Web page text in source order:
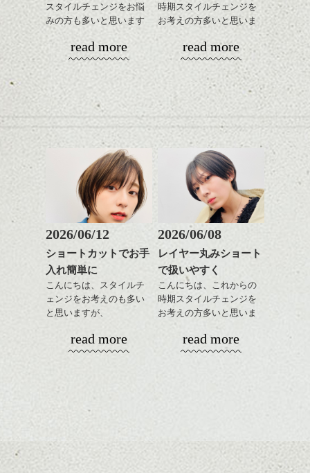
スタイルチェンジをお悩
みの方も多いと思います
が、
やっぱりボブでお手入れ
しやすいスタイルだと毎
日のスタイリングも簡単
で良いですよ。
あご下のラインでやや長
さを残したボブは雰囲気
も出しやすくていろいろ
おすすめですね。
前髪もやや重めにカット
してラインを強調するの
もこれからは良い感じで
す、
目元が引き締まった印象
に。
わせで質感に変化をつけ
read more
時期スタイルチェンジを
お考えの方多いと思いま
コンパクトなフォルムが
全体のバランスを良く見
せてくれる効果もあり、
いろんなシーンに雰囲気
をだしやすくスタイリン
グも簡単で良いので朝の
時短にも◎
そんなショートカット。
軽めの前髪で透け感を演
出できるので、
この時期とてもおすすめ
ですよ。
質感も綺麗に見せやす
read more
2026/06/12
ショートカットでお手
入れ簡単に
こんにちは、スタイルチ
ェンジをお考えのも多い
と思いますが、
演出したスタイルもこれ
からの季節とてもおすす
ェイスラインのデザイン
バックを短めにカットし
全体のボリューム感がコ
read more
2026/06/08
レイヤー丸みショート
で扱いやすく
こんにちは、これからの
時期スタイルチェンジを
お考えの方多いと思いま
す。
コンパクトなフォルムが
そんなショートカット。
read more